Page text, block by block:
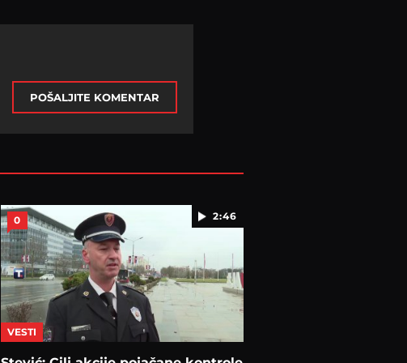
POŠALJITE KOMENTAR
2:46
0
VESTI